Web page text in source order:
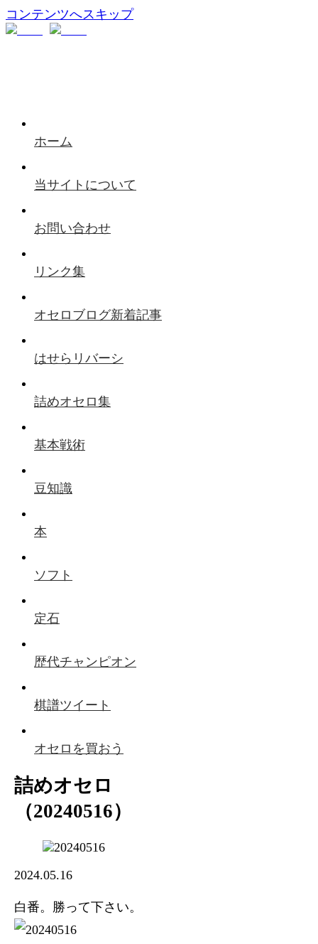
コンテンツへスキップ
ホーム
当サイトについて
お問い合わせ
リンク集
オセロブログ新着記事
はせらリバーシ
詰めオセロ集
基本戦術
豆知識
本
ソフト
定石
歴代チャンピオン
棋譜ツイート
オセロを買おう
詰めオセロ
（20240516）
2024.05.16
白番。勝って下さい。